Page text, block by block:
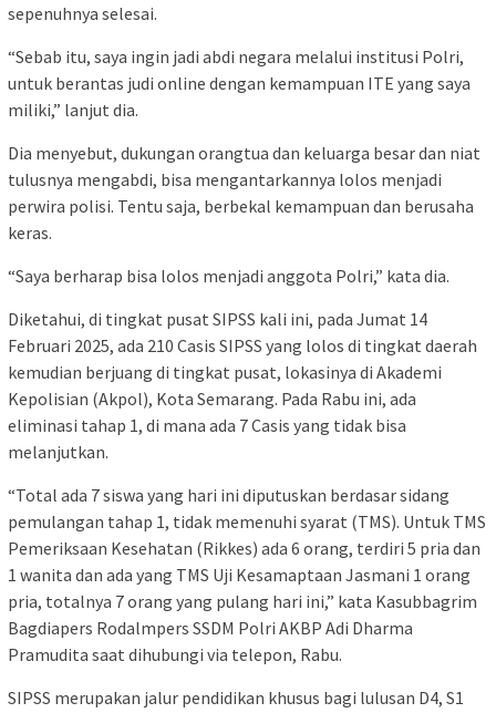
sepenuhnya selesai.
“Sebab itu, saya ingin jadi abdi negara melalui institusi Polri,
untuk berantas judi online dengan kemampuan ITE yang saya
miliki,” lanjut dia.
Dia menyebut, dukungan orangtua dan keluarga besar dan niat
tulusnya mengabdi, bisa mengantarkannya lolos menjadi
perwira polisi. Tentu saja, berbekal kemampuan dan berusaha
keras.
“Saya berharap bisa lolos menjadi anggota Polri,” kata dia.
Diketahui, di tingkat pusat SIPSS kali ini, pada Jumat 14
Februari 2025, ada 210 Casis SIPSS yang lolos di tingkat daerah
kemudian berjuang di tingkat pusat, lokasinya di Akademi
Kepolisian (Akpol), Kota Semarang. Pada Rabu ini, ada
eliminasi tahap 1, di mana ada 7 Casis yang tidak bisa
melanjutkan.
“Total ada 7 siswa yang hari ini diputuskan berdasar sidang
pemulangan tahap 1, tidak memenuhi syarat (TMS). Untuk TMS
Pemeriksaan Kesehatan (Rikkes) ada 6 orang, terdiri 5 pria dan
1 wanita dan ada yang TMS Uji Kesamaptaan Jasmani 1 orang
pria, totalnya 7 orang yang pulang hari ini,” kata Kasubbagrim
Bagdiapers Rodalmpers SSDM Polri AKBP Adi Dharma
Pramudita saat dihubungi via telepon, Rabu.
SIPSS merupakan jalur pendidikan khusus bagi lulusan D4, S1